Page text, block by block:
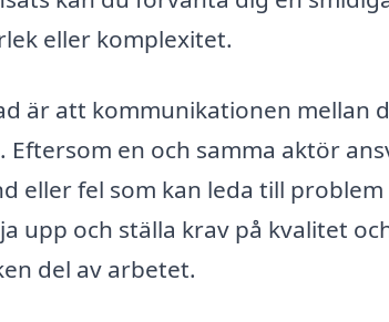
eller komplexitet.
är att kommunikationen mellan
en och samma aktör
eller fel som kan leda till
upp och ställa krav på kvalitet
del av arbetet.